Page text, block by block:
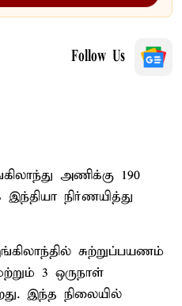
Follow Us
அணிக்கு 190
நிர்ணயித்து
சுற்றுப்பயணம்
3 ஒருநாள்
இந்த நிலையில்